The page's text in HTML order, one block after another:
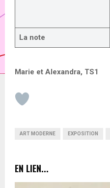
La note
Marie et Alexandra, TS1
ART MODERNE EXPOSITION
EN LIEN...